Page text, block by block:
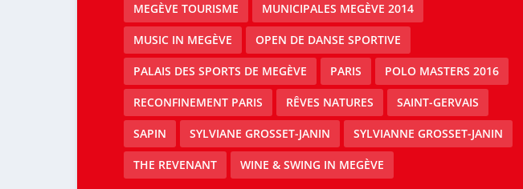
MEGÈVE TOURISME MUNICIPALES MEGÈVE 2014
MUSIC IN MEGÈVE OPEN DE DANSE SPORTIVE
PALAIS DES SPORTS DE MEGÈVE PARIS POLO MASTERS 2016
RECONFINEMENT PARIS RÊVES NATURES SAINT-GERVAIS
SAPIN SYLVIANE GROSSET-JANIN SYLVIANNE GROSSET-JANIN
THE REVENANT WINE & SWING IN MEGÈVE